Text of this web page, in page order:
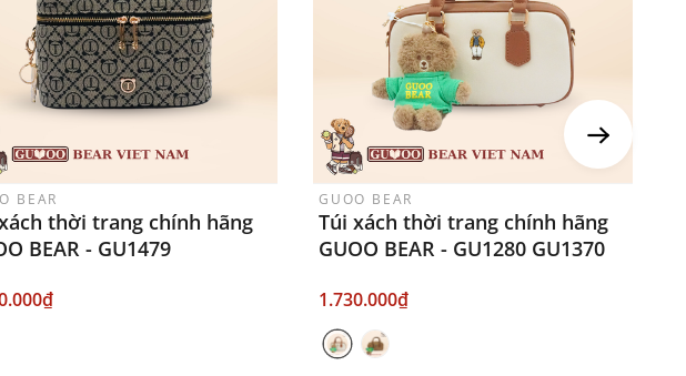
BEAR
thời trang chính hãng
BEAR - GU1479
GUOO BEAR
Túi xách thời trang chính hãng
GUOO BEAR - GU1280 GU1370
1.730.000₫